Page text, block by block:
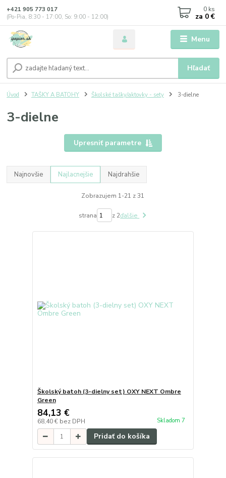
Menu
Hľadať
+421 905 773 017
(Po-Pia, 8:30 - 17:00, So: 9:00 - 12:00)
0 ks
za 0 €
Úvod TAŠKY A BATOHY Školské tašky/aktovky - sety 3-dielne
3-dielne
Upresniť parametre
Najnovšie Najlacnejšie Najdrahšie
Zobrazujem 1-21 z 31
strana z 2ďalšie
Školský batoh (3-dielny set) OXY NEXT Ombre
Green
84,13 €
68,40 € bez DPH Skladom 7
Pridať do košíka